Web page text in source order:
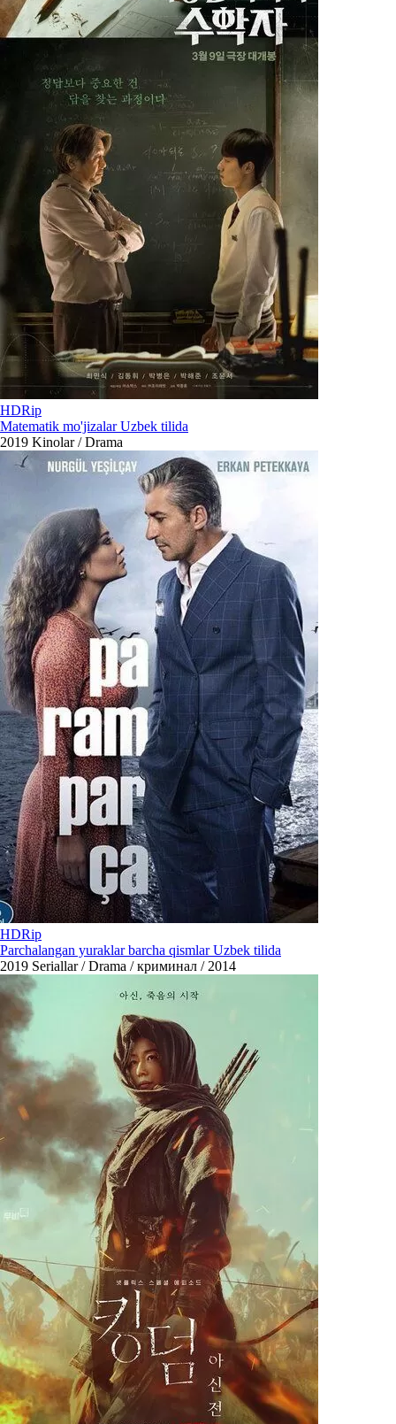
HDRip
Matematik mo'jizalar Uzbek tilida
2019 Kinolar / Drama
HDRip
Parchalangan yuraklar barcha qismlar Uzbek tilida
2019 Seriallar / Drama / криминал / 2014